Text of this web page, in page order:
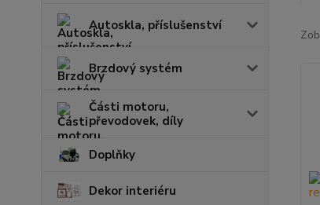
Autoskla, příslušenství
Brzdový systém
Části motoru,
převodovek, díly
Doplňky
Dekor interiéru